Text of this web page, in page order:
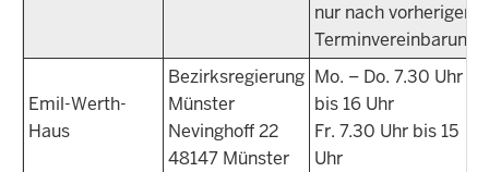
nur nach vorheriger
Terminvereinbarung
Emil-Werth-
Haus
Bezirksregierung
Münster
Nevinghoff 22
48147 Münster
Mo. – Do. 7.30 Uhr
bis 16 Uhr
Fr. 7.30 Uhr bis 15
Uhr